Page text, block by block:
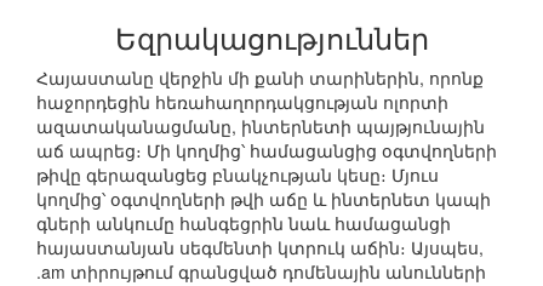
Եզրակացություններ
Հայաստանը վերջին մի քանի տարիներին, որոնք
հաջորդեցին հեռահաղորդակցության ոլորտի
ազատականացմանը, ինտերնետի պայթյունային
աճ ապրեց։ Մի կողմից՝ համացանցից օգտվողների
թիվը գերազանցեց բնակչության կեսը։ Մյուս
կողմից՝ օգտվողների թվի աճը և ինտերնետ կապի
գների անկումը հանգեցրին նաև համացանցի
հայաստանյան սեգմենտի կտրուկ աճին։ Այսպես,
.am տիրույթում գրանցված դոմենային անունների